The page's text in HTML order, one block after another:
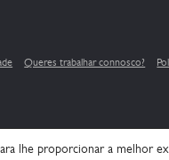
Queres trabalhar connosco?
2026 Águas de Douro e Paiva,
lhe proporcionar a melhor